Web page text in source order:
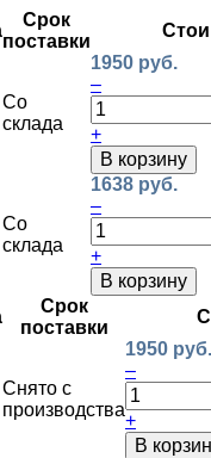
Срок
поставки
Со
склада
1950 руб.
–
+
В корзину
Со
склада
1638 руб.
–
+
В корзину
Срок
поставки
Снято с
производства
1950 руб.
–
+
В